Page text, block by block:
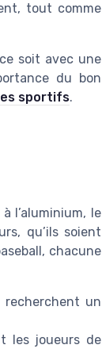
tout comme
soit avec une
du bon
sportifs.
l’aluminium, le
qu’ils soient
chacune
un
les joueurs de